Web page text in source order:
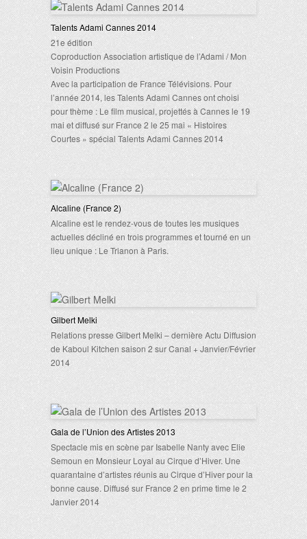
Talents Adami Cannes 2014
21e édition
Coproduction Association artistique de l’Adami / Mon
Voisin Productions
Avec la participation de France Télévisions. Pour
l’année 2014, les Talents Adami Cannes ont choisi
pour thème : Le film musical, projettés à Cannes le 19
mai et diffusé sur France 2 le 25 mai « Histoires
Courtes » spécial Talents Adami Cannes 2014
Alcaline (France 2)
Alcaline est le rendez-vous de toutes les musiques
actuelles décliné en trois programmes et tourné en un
lieu unique : Le Trianon à Paris.
Gilbert Melki
Relations presse Gilbert Melki – dernière Actu Diffusion
de Kaboul Kitchen saison 2 sur Canal + Janvier/Février
2014
Gala de l’Union des Artistes 2013
Spectacle mis en scène par Isabelle Nanty avec Elie
Semoun en Monsieur Loyal au Cirque d’Hiver. Une
quarantaine d’artistes réunis au Cirque d’Hiver pour la
bonne cause. Diffusé sur France 2 en prime time le 2
Janvier 2014